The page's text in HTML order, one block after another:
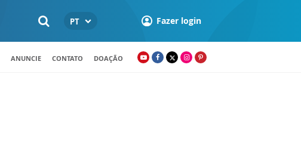
PT Fazer login
ANUNCIE CONTATO DOAÇÃO